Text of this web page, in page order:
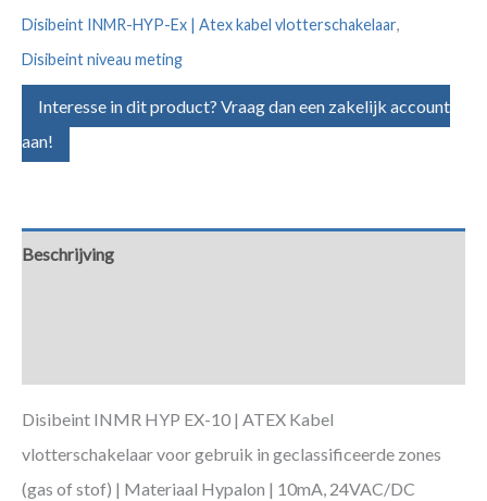
Disibeint INMR-HYP-Ex | Atex kabel vlotterschakelaar,
Disibeint niveau meting
Interesse in dit product? Vraag dan een zakelijk account
aan!
Beschrijving
Disibeint INMR HYP EX-10 | ATEX Kabel
vlotterschakelaar voor gebruik in geclassificeerde zones
(gas of stof) | Materiaal Hypalon | 10mA, 24VAC/DC